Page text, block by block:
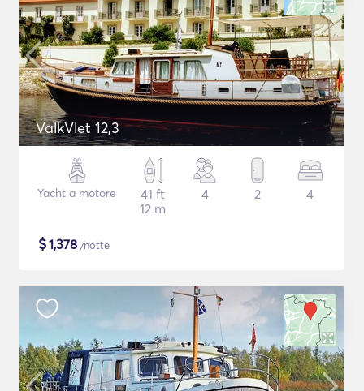
ValkVlet 12,3
Yacht a motore
41 ft
12 m
4 2 4
$1,378 /notte